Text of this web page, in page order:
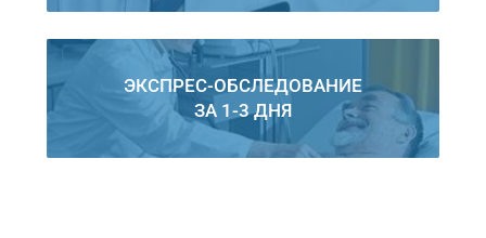
ЭКСПРЕС-ОБСЛЕДОВАНИЕ
ЗА 1-3 ДНЯ